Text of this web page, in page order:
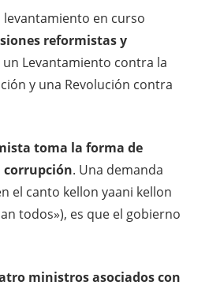
levantamiento en curso
reformistas y
un Levantamiento contra la
y una Revolución contra
toma la forma de
corrupción. Una demanda
el canto kellon yaani kellon
todos»), es que el gobierno
ministros asociados con